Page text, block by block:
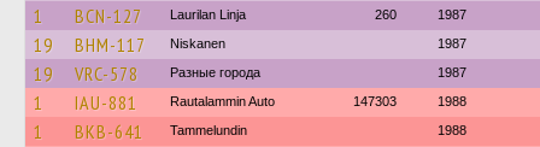
1 BCN-127 Laurilan Linja 260 1987
19 BHM-117 Niskanen 1987
19 VRC-578 Разные города 1987
1 IAU-881 Rautalammin Auto 147303 1988
1 BKB-641 Tammelundin 1988